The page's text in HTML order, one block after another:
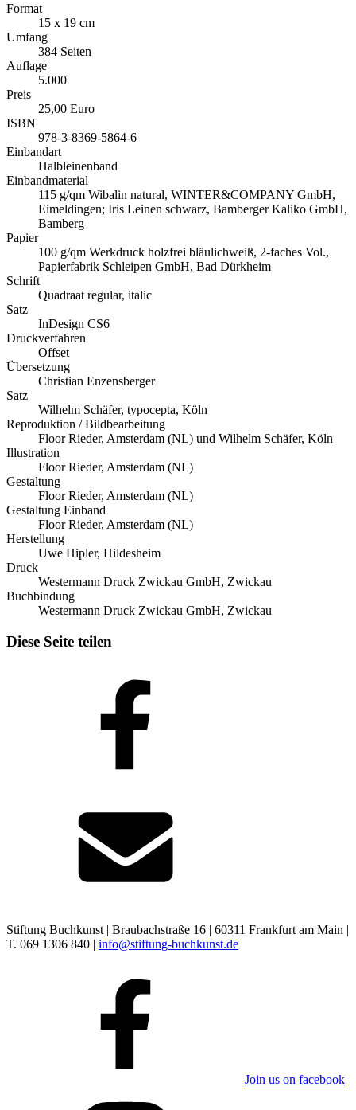
Format
15 x 19 cm
Umfang
384 Seiten
Auflage
5.000
Preis
25,00 Euro
ISBN
978-3-8369-5864-6
Einbandart
Halbleinenband
Einbandmaterial
115 g/qm Wibalin natural, WINTER&COMPANY GmbH,
Eimeldingen; Iris Leinen schwarz, Bamberger Kaliko GmbH,
Bamberg
Papier
100 g/qm Werkdruck holzfrei bläulichweiß, 2-faches Vol.,
Papierfabrik Schleipen GmbH, Bad Dürkheim
Schrift
Quadraat regular, italic
Satz
InDesign CS6
Druckverfahren
Offset
Übersetzung
Christian Enzensberger
Satz
Wilhelm Schäfer, typocepta, Köln
Reproduktion / Bildbearbeitung
Floor Rieder, Amsterdam (NL) und Wilhelm Schäfer, Köln
Illustration
Floor Rieder, Amsterdam (NL)
Gestaltung
Floor Rieder, Amsterdam (NL)
Gestaltung Einband
Floor Rieder, Amsterdam (NL)
Herstellung
Uwe Hipler, Hildesheim
Druck
Westermann Druck Zwickau GmbH, Zwickau
Buchbindung
Westermann Druck Zwickau GmbH, Zwickau
Diese Seite teilen
Stiftung Buchkunst | Braubachstraße 16 | 60311 Frankfurt am Main |
T. 069 1306 840 | info@stiftung-buchkunst.de
Join us on facebook